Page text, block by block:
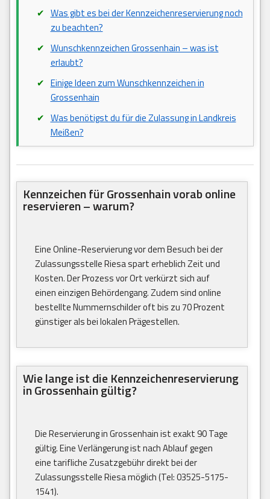
Was gibt es bei der Kennzeichenreservierung noch
zu beachten?
Wunschkennzeichen Grossenhain – was ist
erlaubt?
Einige Ideen zum Wunschkennzeichen in
Grossenhain
Was benötigst du für die Zulassung in Landkreis
Meißen?
Kennzeichen für Grossenhain vorab online
reservieren – warum?
Eine Online-Reservierung vor dem Besuch bei der
Zulassungsstelle Riesa spart erheblich Zeit und
Kosten. Der Prozess vor Ort verkürzt sich auf
einen einzigen Behördengang. Zudem sind online
bestellte Nummernschilder oft bis zu 70 Prozent
günstiger als bei lokalen Prägestellen.
Wie lange ist die Kennzeichenreservierung
in Grossenhain gültig?
Die Reservierung in Grossenhain ist exakt 90 Tage
gültig. Eine Verlängerung ist nach Ablauf gegen
eine tarifliche Zusatzgebühr direkt bei der
Zulassungsstelle Riesa möglich (Tel: 03525-5175-
1541).